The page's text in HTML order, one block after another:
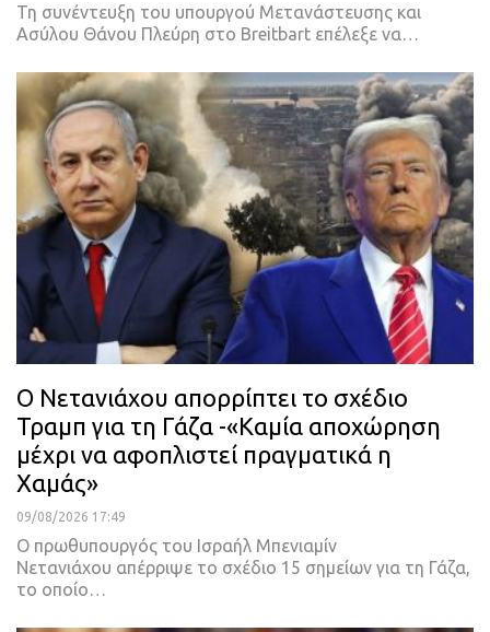
Τη συνέντευξη του υπουργού Μετανάστευσης και
Ασύλου Θάνου Πλεύρη στο Breitbart επέλεξε να…
Ο Νετανιάχου απορρίπτει το σχέδιο
Τραμπ για τη Γάζα -«Καμία αποχώρηση
μέχρι να αφοπλιστεί πραγματικά η
Χαμάς»
09/08/2026 17:49
Ο πρωθυπουργός του Ισραήλ Μπενιαμίν
Νετανιάχου απέρριψε το σχέδιο 15 σημείων για τη Γάζα,
το οποίο…